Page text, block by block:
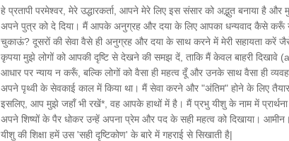
हे प्रतापी परमेश्वर, मेरे उद्धारकर्ता, आपने मेरे लिए इस संसार को अद्भुत बनाया है
अपने पुत्र को दे दिया। मैं आपके अनुग्रह और दया के लिए आपका धन्यवाद कैसे करूँ
चुकाऊं? दूसरों की सेवा वैसे ही अनुग्रह और दया के साथ करने में मेरी सहायता करें
कृपया मुझे लोगों को आपकी दृष्टि से देखने की समझ दें, ताकि मैं केवल बाहरी
आधार पर न्याय न करूँ, बल्कि लोगों को वैसा ही महत्व दूँ और उनके साथ वैसा ही
अपने पृथ्वी के सेवकाई काल में किया था। मैं सेवा करने और "अंतिम" होने के लिए तैयार
इसलिए, आप मुझे जहाँ भी रखें*, वह आपके हाथों में है। मैं प्रभु यीशु के नाम में प्रार्थना
अपने शिष्यों के पैर धोकर उन्हें अपना प्रेम और पद के सही महत्व को दिखाया।
यीशु की शिक्षा हमें उस 'सही दृष्टिकोण' के बारे में गहराई से सिखाती है|